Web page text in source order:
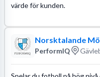
värde för kunden.
Norsktalande
PerformIQ